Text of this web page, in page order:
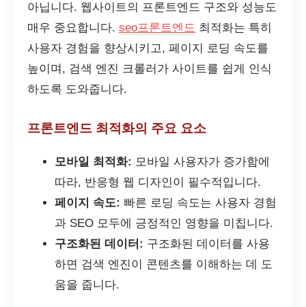
아닙니다. 웹사이트의 프론트엔드 구조와 성능도
매우 중요합니다. seo프론트엔드 최적화는 특히
사용자 경험을 향상시키고, 페이지 로딩 속도를
높이며, 검색 엔진 크롤러가 사이트를 쉽게 인식
하도록 도와줍니다.
프론트엔드 최적화의 주요 요소
모바일 최적화: 모바일 사용자가 증가함에
따라, 반응형 웹 디자인이 필수적입니다.
페이지 속도: 빠른 로딩 속도는 사용자 경험
과 SEO 모두에 긍정적인 영향을 미칩니다.
구조화된 데이터: 구조화된 데이터를 사용
하면 검색 엔진이 콘텐츠를 이해하는 데 도
움을 줍니다.